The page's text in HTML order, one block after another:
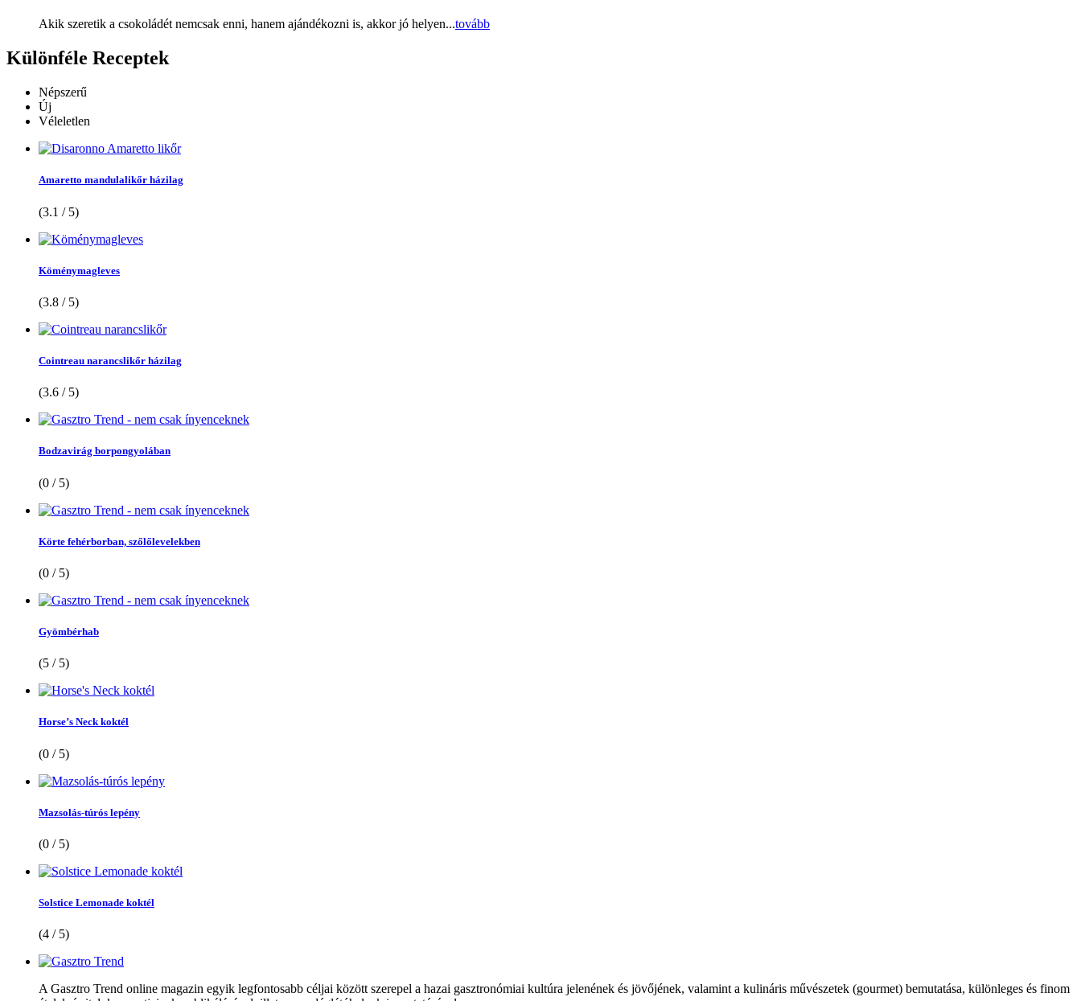
Akik szeretik a csokoládét nemcsak enni, hanem ajándékozni is, akkor jó helyen...tovább
Különféle Receptek
Népszerű
Új
Véleletlen
Amaretto mandulalikőr házilag
(3.1 / 5)
Köménymagleves
(3.8 / 5)
Cointreau narancslikőr házilag
(3.6 / 5)
Bodzavirág borpongyolában
(0 / 5)
Körte fehérborban, szőlőlevelekben
(0 / 5)
Gyömbérhab
(5 / 5)
Horse’s Neck koktél
(0 / 5)
Mazsolás-túrós lepény
(0 / 5)
Solstice Lemonade koktél
(4 / 5)
A Gasztro Trend online magazin egyik legfontosabb céljai között szerepel a hazai gasztronómiai kultúra jelenének és jövőjének, valamint a kulináris művészetek (gourmet) bemutatása, különleges és finom